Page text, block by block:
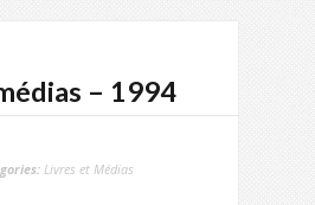
– 1994
Livres et Médias